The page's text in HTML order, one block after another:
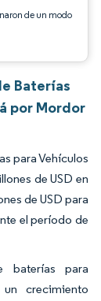
de un modo
Baterías
por Mordor
para Vehículos
de USD en
de USD para
el período de
baterías para
crecimiento